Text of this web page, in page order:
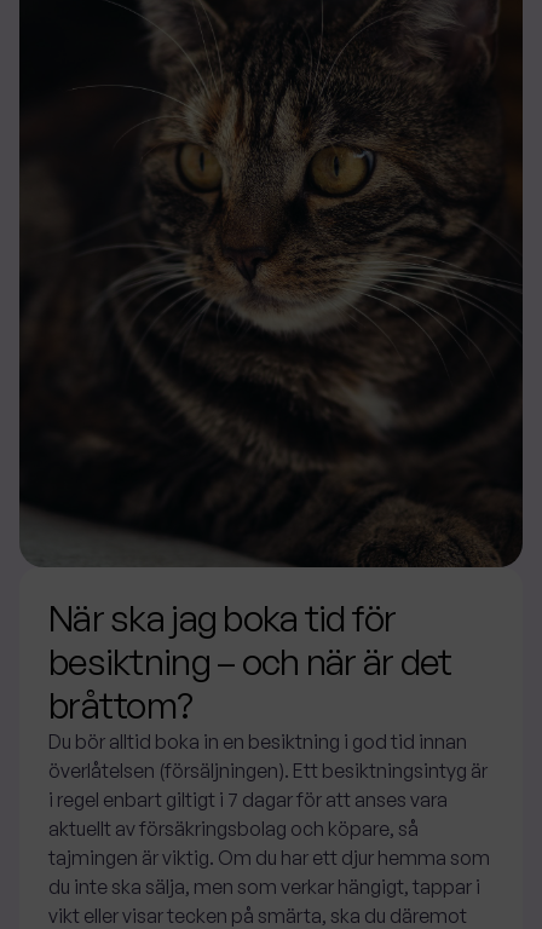
När ska jag boka tid för
besiktning – och när är det
bråttom?
Du bör alltid boka in en besiktning i god tid innan
överlåtelsen (försäljningen). Ett besiktningsintyg är
i regel enbart giltigt i 7 dagar för att anses vara
aktuellt av försäkringsbolag och köpare, så
tajmingen är viktig. Om du har ett djur hemma som
du inte ska sälja, men som verkar hängigt, tappar i
vikt eller visar tecken på smärta, ska du däremot